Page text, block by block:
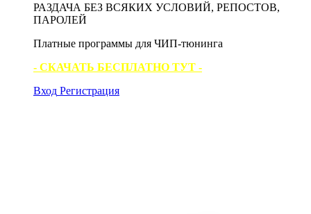
РАЗДАЧА БЕЗ ВСЯКИХ УСЛОВИЙ, РЕПОСТОВ,
ПАРОЛЕЙ
Платные программы для ЧИП-тюнинга
- СКАЧАТЬ БЕСПЛАТНО ТУТ -
Вход Регистрация